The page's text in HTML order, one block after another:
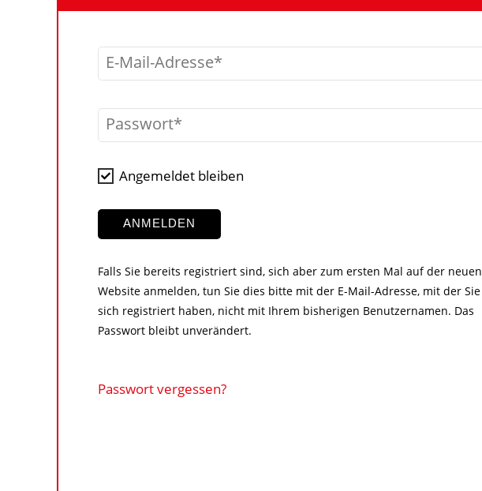
E-Mail-Adresse
Passwort
Angemeldet bleiben
ANMELDEN
Falls Sie bereits registriert sind, sich aber zum ersten Mal auf der neuen
Website anmelden, tun Sie dies bitte mit der E-Mail-Adresse, mit der Sie
sich registriert haben, nicht mit Ihrem bisherigen Benutzernamen. Das
Passwort bleibt unverändert.
Passwort vergessen?